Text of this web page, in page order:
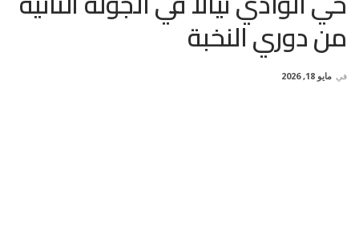
من دوري النخبة
في مايو 18, 2026